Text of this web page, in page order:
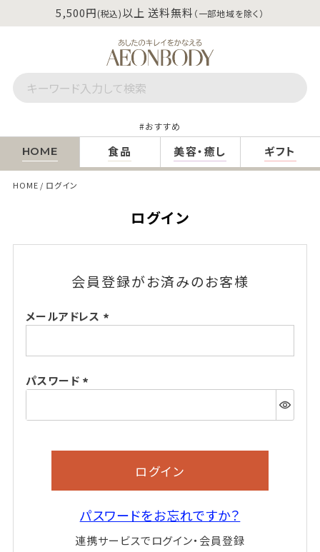
5,500円(税込)以上 送料無料 （一部地域を除く）
おすすめ
HOME 食品 美容・癒し ギフト
HOME ログイン
ログイン
会員登録がお済みのお客様
メールアドレス
須)
パスワード
須)
ログイン
パスワードをお忘れですか？
連携サービスでログイン・会員登録